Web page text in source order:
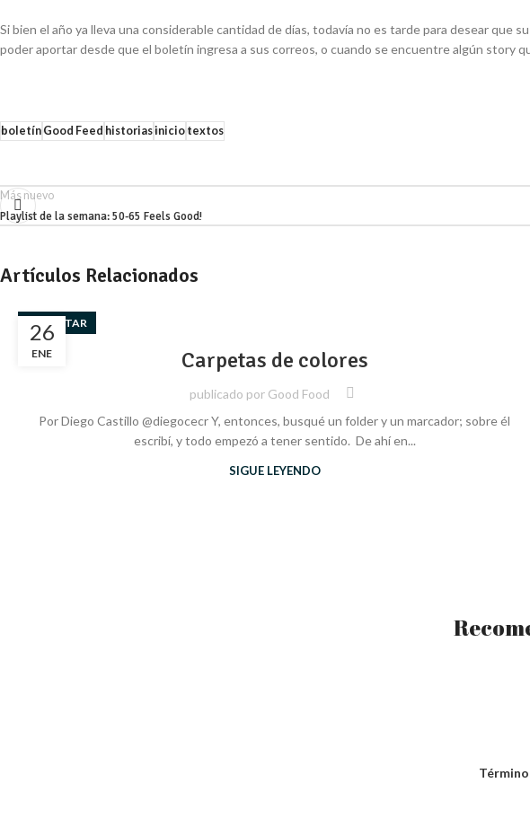
Si bien el año ya lleva una considerable cantidad de días, todavía no es tarde para desear
poder aportar desde que el boletín ingresa a sus correos, o cuando se encuentre algún story
boletínGood Feed historiasiniciotextos
Más nuevo
Playlist de la semana: 50-65 Feels Good!
Artículos Relacionados
26
ENE
BIENESTAR
Carpetas de colores
publicado por Good Food
Por Diego Castillo @diegocecr Y, entonces, busqué un folder y un marcador; sobre él
escribí, y todo empezó a tener sentido. De ahí en...
SIGUE LEYENDO